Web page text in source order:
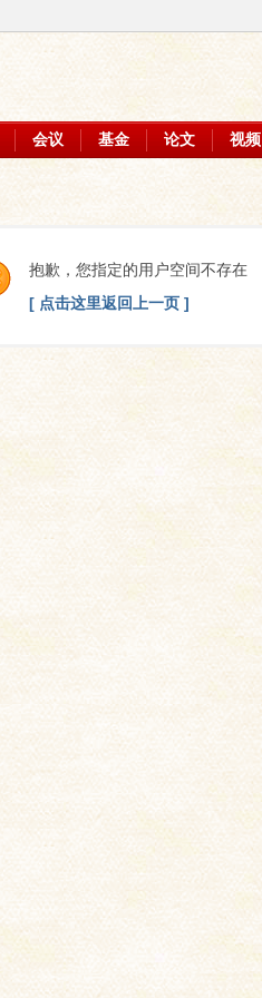
会议 基金 论文 视频
抱歉，您指定的用户空间不存在
[ 点击这里返回上一页 ]